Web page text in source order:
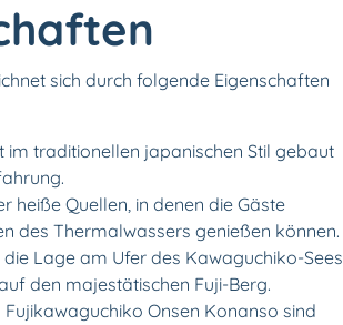
sich durch folgende Eigenschaften
traditionellen japanischen Stil gebaut
heiße Quellen, in denen die Gäste
des Thermalwassers genießen können.
Lage am Ufer des Kawaguchiko-Sees
den majestätischen Fuji-Berg.
Onsen Konanso sind